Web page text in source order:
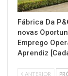
Fábrica Da
novas
Emprego
Aprendiz
ANTERIOR